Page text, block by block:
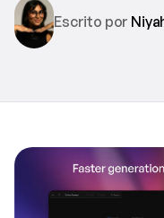
Escrito por